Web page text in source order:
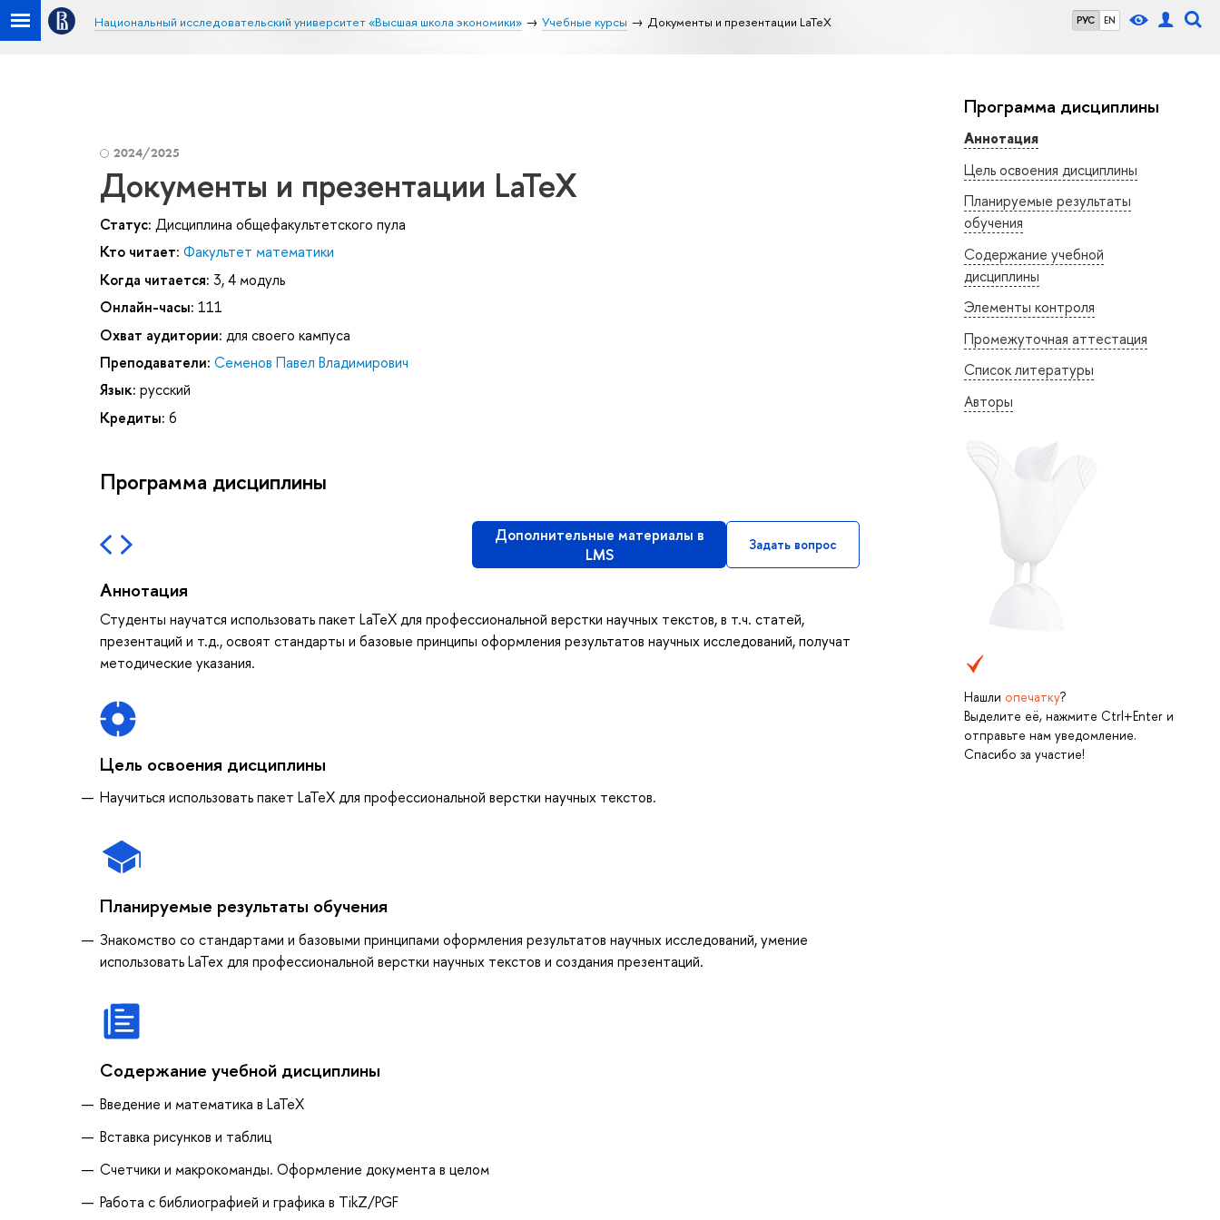
РУС EN
Национальный исследовательский университет «Высшая школа экономики» Учебные курсы Документы и презентации LaTeX
Программа дисциплины
Аннотация
Цель освоения дисциплины
Планируемые результаты
обучения
Содержание учебной
дисциплины
Элементы контроля
Промежуточная аттестация
Список литературы
Авторы
Нашли опечатку?
Выделите её, нажмите Ctrl+Enter и
отправьте нам уведомление.
Спасибо за участие!
2024/2025
Документы и презентации LaTeX
Статус: Дисциплина общефакультетского пула
Кто читает: Факультет математики
Когда читается: 3, 4 модуль
Онлайн-часы: 111
Охват аудитории: для своего кампуса
Преподаватели: Семенов Павел Владимирович
Язык: русский
Кредиты: 6
Программа дисциплины
Дополнительные материалы в
LMS
Задать вопрос
Аннотация
Студенты научатся использовать пакет LaTeX для профессиональной верстки научных текстов, в т.ч. статей,
презентаций и т.д., освоят стандарты и базовые принципы оформления результатов научных исследований, получат
методические указания.
Цель освоения дисциплины
Научиться использовать пакет LaTeX для профессиональной верстки научных текстов.
Планируемые результаты обучения
Знакомство со стандартами и базовыми принципами оформления результатов научных исследований, умение
использовать LaTex для профессиональной верстки научных текстов и создания презентаций.
Содержание учебной дисциплины
Введение и математика в LaTeX
Вставка рисунков и таблиц
Счетчики и макрокоманды. Оформление документа в целом
Работа с библиографией и графика в TikZ/PGF